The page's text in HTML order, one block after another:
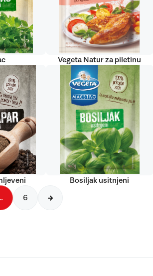
Vegeta Natur za piletinu
Bosiljak usitnjeni
6